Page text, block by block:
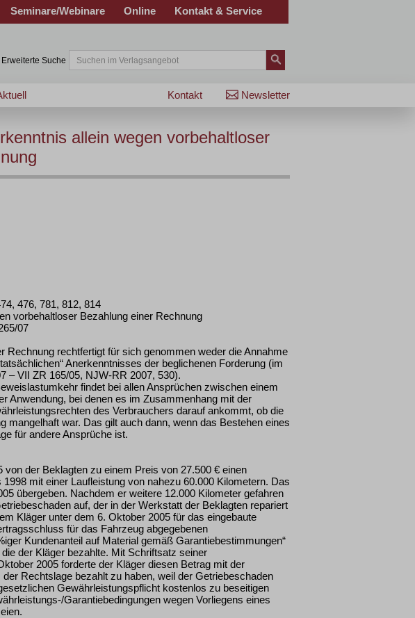
Seminare/Webinare Online Kontakt & Service
Erweiterte Suche
Newsletter
Kontakt
allein wegen vorbehaltloser
476, 781, 812, 814
vorbehaltloser Bezahlung einer Rechnung
07
Rechnung rechtfertigt für sich genommen weder die Annahme
Anerkenntnisses der beglichenen Forderung (im
– VII ZR 165/05, NJW-RR 2007, 530).
findet bei allen Ansprüchen zwischen einem
Anwendung, bei denen es im Zusammenhang mit der
des Verbrauchers darauf ankommt, ob die
mangelhaft war. Das gilt auch dann, wenn das Bestehen eines
für andere Ansprüche ist.
von der Beklagten zu einem Preis von 27.500 € einen
mit einer Laufleistung von nahezu 60.000 Kilometern. Das
übergeben. Nachdem er weitere 12.000 Kilometer gefahren
auf, der in der Werkstatt der Beklagten repariert
Kläger unter dem 6. Oktober 2005 für das eingebaute
für das Fahrzeug abgegebenen
Kundenanteil auf Material gemäß Garantiebestimmungen“
der Kläger bezahlte. Mit Schriftsatz seiner
2005 forderte der Kläger diesen Betrag mit der
Rechtslage bezahlt zu haben, weil der Getriebeschaden
Gewährleistungspflicht kostenlos zu beseitigen
Garantiebedingungen wegen Vorliegens eines